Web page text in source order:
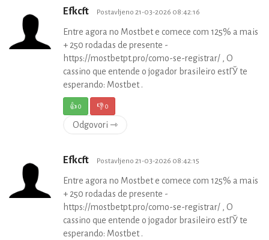
Efkcft Postavljeno 21-03-2026 08:42:16
Entre agora no Mostbet e comece com 125% a mais
+ 250 rodadas de presente -
https://mostbetpt.pro/como-se-registrar/ , O
cassino que entende o jogador brasileiro estГЎ te
esperando: Mostbet .
👍0 👎0
Odgovori ⇾
Efkcft Postavljeno 21-03-2026 08:42:15
Entre agora no Mostbet e comece com 125% a mais
+ 250 rodadas de presente -
https://mostbetpt.pro/como-se-registrar/ , O
cassino que entende o jogador brasileiro estГЎ te
esperando: Mostbet .